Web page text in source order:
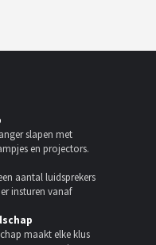
slapen met
en projectors.
aantal luidsprekers
insturen vanaf
maakt elke klus